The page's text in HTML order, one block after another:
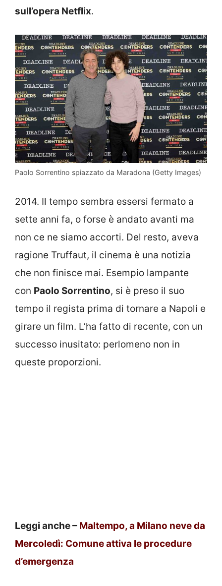
sull’opera Netflix.
Paolo Sorrentino spiazzato da Maradona (Getty Images)
2014. Il tempo sembra essersi fermato a
sette anni fa, o forse è andato avanti ma
non ce ne siamo accorti. Del resto, aveva
ragione Truffaut, il cinema è una notizia
che non finisce mai. Esempio lampante
con Paolo Sorrentino, si è preso il suo
tempo il regista prima di tornare a Napoli e
girare un film. L’ha fatto di recente, con un
successo inusitato: perlomeno non in
queste proporzioni.
Leggi anche – Maltempo, a Milano neve da
Mercoledì: Comune attiva le procedure
d’emergenza